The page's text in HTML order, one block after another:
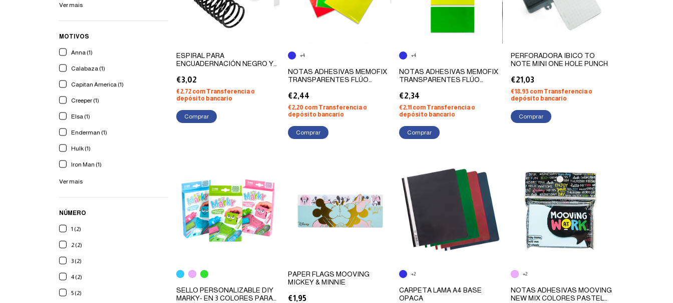
Ver mais
MOTIVOS
Anna (1)
Calabaza (1)
Capitan America (1)
Creeper (1)
Elsa (1)
Enderman (1)
Hulk (1)
Iron Man (1)
Ver mais
NÚMERO
1 (2)
2 (2)
3 (2)
4 (2)
5 (2)
ESPIRAL PARA
ENCUADERNACIÓN NEGRO Y
€3,02
€2,72 com Transferencia o
depósito bancario
Comprar
NOTAS ADHESIVAS MEMOFIX
TRANSPARENTES FLÚO
€2,44
€2,20 com Transferencia o
depósito bancario
+4
Comprar
NOTAS ADHESIVAS MEMOFIX
TRANSPARENTES FLÚO
€2,34
€2,11 com Transferencia o
depósito bancario
+4
Comprar
PERFORADORA IBICO TO
NOTE MINI ONE HOLE PUNCH
€21,03
€18,93 com Transferencia o
depósito bancario
SELLO PERSONALIZABLE DIY
MARKY- EN 3 COLORES PARA
PAPER FLAGS MOOVING
MICKEY & MINNIE
€1,95
CARPETA LAMA A4 BASE
OPACA
+2
NOTAS ADHESIVAS MOOVING
NEW MIX COLORES PASTEL
+2